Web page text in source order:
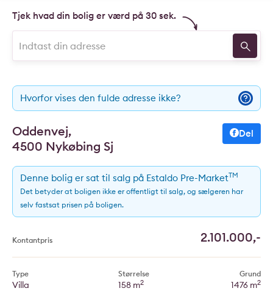
Tjek hvad din bolig er værd på 30 sek.
Hvorfor vises den fulde adresse ikke?
Oddenvej,
4500 Nykøbing Sj
Del
Denne bolig er sat til salg på Estaldo Pre-MarketTM
Det betyder at boligen ikke er offentligt til salg, og sælgeren har
selv fastsat prisen på boligen.
Kontantpris 2.101.000,-
Type
Villa
Størrelse
158 m2
Grund
1476 m2